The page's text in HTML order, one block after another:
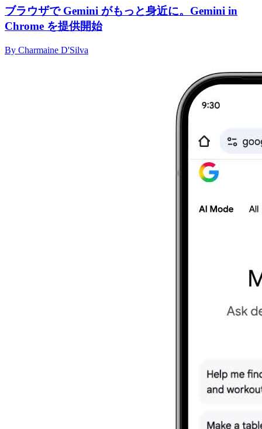
ブラウザで Gemini がもっと身近に。Gemini in
Chrome を提供開始
By Charmaine D'Silva